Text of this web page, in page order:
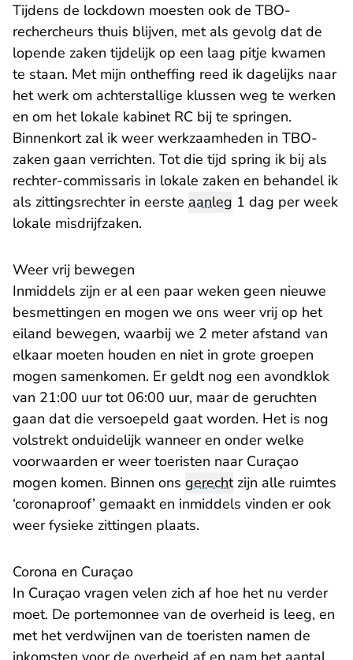
Tijdens de lockdown moesten ook de TBO-
rechercheurs thuis blijven, met als gevolg dat de
lopende zaken tijdelijk op een laag pitje kwamen
te staan. Met mijn ontheffing reed ik dagelijks naar
het werk om achterstallige klussen weg te werken
en om het lokale kabinet RC bij te springen.
Binnenkort zal ik weer werkzaamheden in TBO-
zaken gaan verrichten. Tot die tijd spring ik bij als
rechter-commissaris in lokale zaken en behandel ik
als zittingsrechter in eerste aanleg 1 dag per week
lokale misdrijfzaken.
Weer vrij bewegen
Inmiddels zijn er al een paar weken geen nieuwe
besmettingen en mogen we ons weer vrij op het
eiland bewegen, waarbij we 2 meter afstand van
elkaar moeten houden en niet in grote groepen
mogen samenkomen. Er geldt nog een avondklok
van 21:00 uur tot 06:00 uur, maar de geruchten
gaan dat die versoepeld gaat worden. Het is nog
volstrekt onduidelijk wanneer en onder welke
voorwaarden er weer toeristen naar Curaçao
mogen komen. Binnen ons gerechtzijn alle ruimtes
‘coronaproof’ gemaakt en inmiddels vinden er ook
weer fysieke zittingen plaats.
Corona en Curaçao
In Curaçao vragen velen zich af hoe het nu verder
moet. De portemonnee van de overheid is leeg, en
met het verdwijnen van de toeristen namen de